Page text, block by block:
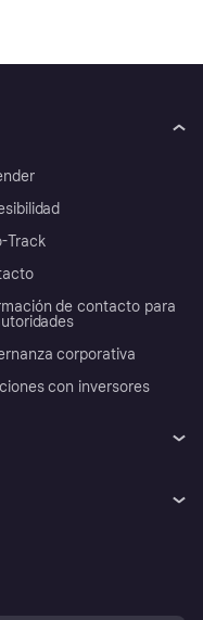
Track
de contacto para
corporativa
con inversores